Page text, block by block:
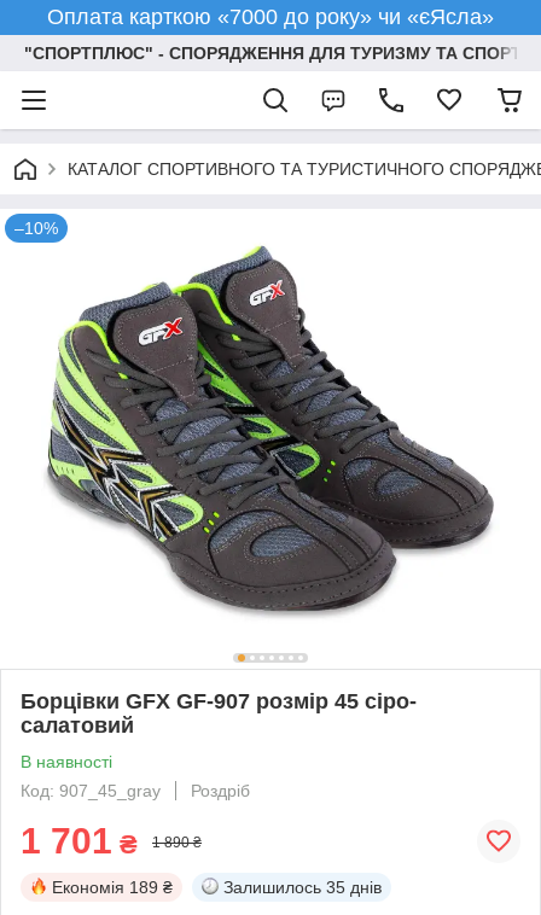
Оплата карткою «7000 до року» чи «єЯсла»
"СПОРТПЛЮС" - СПОРЯДЖЕННЯ ДЛЯ ТУРИЗМУ ТА СПОРТУ
КАТАЛОГ СПОРТИВНОГО ТА ТУРИСТИЧНОГО
–10%
Борцівки GFX GF-907 розмір 45 сіро-
салатовий
В наявності
Код: 907_45_gray
Роздріб
1 701 ₴ 1 890 ₴
Економія 189 ₴ Залишилось 35 днів